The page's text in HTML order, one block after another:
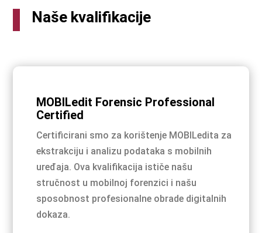
Naše kvalifikacije
MOBILedit Forensic Professional
Certified
Certificirani smo za korištenje MOBILedita za
ekstrakciju i analizu podataka s mobilnih
uređaja. Ova kvalifikacija ističe našu
stručnost u mobilnoj forenzici i našu
sposobnost profesionalne obrade digitalnih
dokaza.